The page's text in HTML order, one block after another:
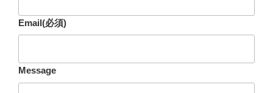
Email(必須)
Message